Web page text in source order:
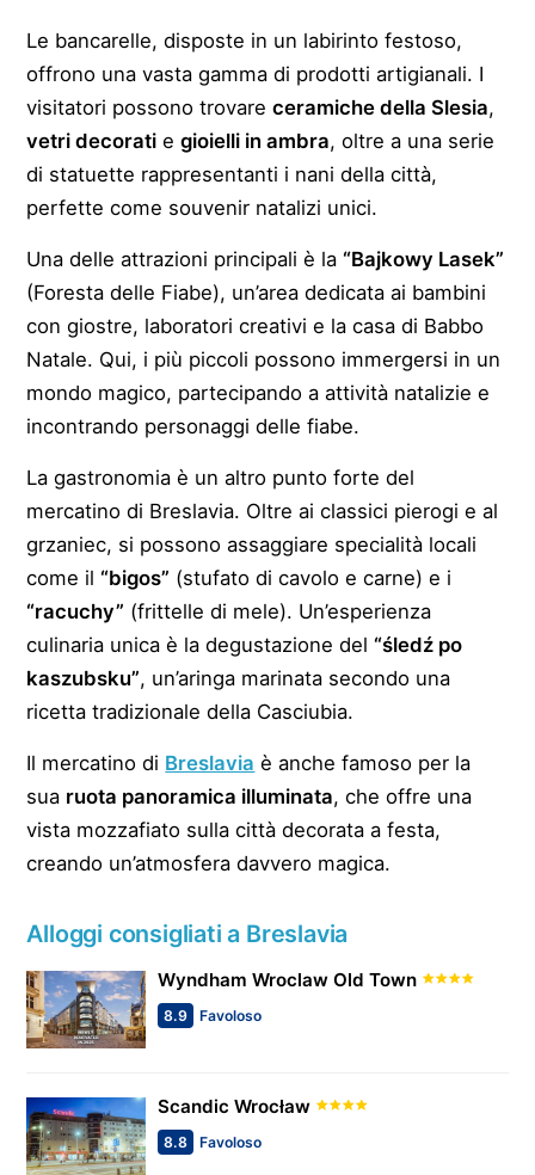
Le bancarelle, disposte in un labirinto festoso,
offrono una vasta gamma di prodotti artigianali. I
visitatori possono trovareceramiche della Slesia,
vetri decorati egioielli in ambra, oltre a una serie
di statuette rappresentanti i nani della città,
perfette come souvenir natalizi unici.
Una delle attrazioni principali è la“Bajkowy Lasek”
(Foresta delle Fiabe), un’area dedicata ai bambini
con giostre, laboratori creativi e la casa di Babbo
Natale. Qui, i più piccoli possono immergersi in un
mondo magico, partecipando a attività natalizie e
incontrando personaggi delle fiabe.
La gastronomia è un altro punto forte del
mercatino di Breslavia. Oltre ai classici pierogi e al
grzaniec, si possono assaggiare specialità locali
come il“bigos” (stufato di cavolo e carne) e i
“racuchy” (frittelle di mele). Un’esperienza
culinaria unica è la degustazione del“śledź po
kaszubsku”, un’aringa marinata secondo una
ricetta tradizionale della Casciubia.
Il mercatino di Breslavia è anche famoso per la
sua ruota panoramica illuminata, che offre una
vista mozzafiato sulla città decorata a festa,
creando un’atmosfera davvero magica.
Alloggi consigliati a Breslavia
Wyndham Wroclaw Old Town
8.9 Favoloso
Scandic Wrocław
8.8 Favoloso